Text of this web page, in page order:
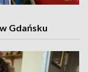
Gdańsku